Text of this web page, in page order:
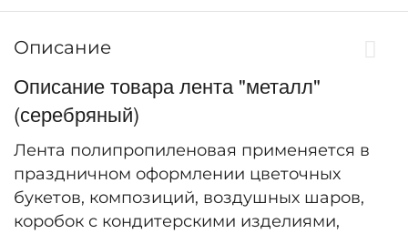
Описание
Описание товара лента "металл"
(серебряный)
Лента полипропиленовая применяется в
праздничном оформлении цветочных
букетов, композиций, воздушных шаров,
коробок с кондитерскими изделиями,